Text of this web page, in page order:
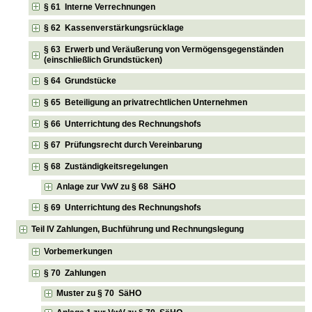
§ 61 Interne Verrechnungen
§ 62 Kassenverstärkungsrücklage
§ 63 Erwerb und Veräußerung von Vermögensgegenständen
(einschließlich Grundstücken)
§ 64 Grundstücke
§ 65 Beteiligung an privatrechtlichen Unternehmen
§ 66 Unterrichtung des Rechnungshofs
§ 67 Prüfungsrecht durch Vereinbarung
§ 68 Zuständigkeitsregelungen
Anlage zur VwV zu § 68 SäHO
§ 69 Unterrichtung des Rechnungshofs
Teil IV Zahlungen, Buchführung und Rechnungslegung
Vorbemerkungen
§ 70 Zahlungen
Muster zu § 70 SäHO